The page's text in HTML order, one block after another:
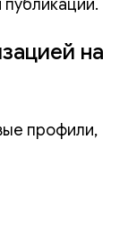
на
профили,